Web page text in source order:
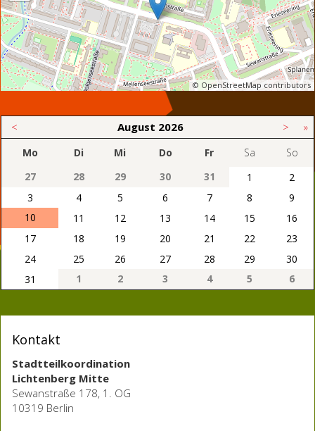
© OpenStreetMap contributors
< August 2026 > »
Mo Di Mi Do Fr Sa
So
27
28 29 30 31 1
2
3
4 5 6 7 8
9
10
11 12 13 14 15
16
17
18 19 20 21 22
23
24
25 26 27 28 29
30
31
1 2 3 4 5 6
Kontakt
Stadtteilkoordination
Lichtenberg Mitte
Sewanstraße 178, 1. OG
10319 Berlin